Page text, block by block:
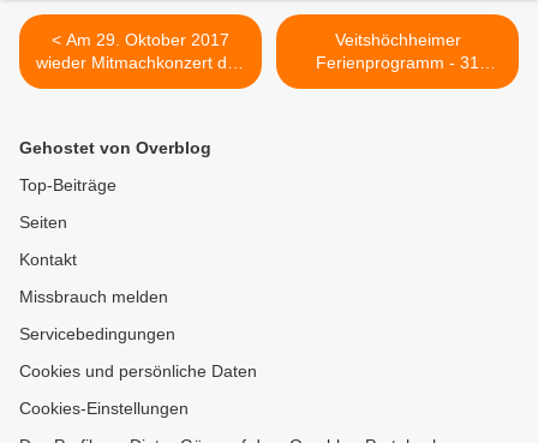
< Am 29. Oktober 2017
wieder Mitmachkonzert des
ökumenischen Singkreises
Veitshöchheimer
Ferienprogramm - 31
Kinder mit Martin Luther auf
Gehostet von Overblog
Top-Beiträge
Seiten
Kontakt
Missbrauch melden
Servicebedingungen
Cookies und persönliche Daten
Cookies-Einstellungen